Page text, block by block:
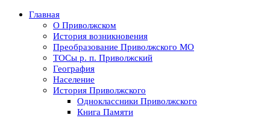
Главная
О Приволжском
История возникновения
Преобразование Приволжского МО
ТОСы р. п. Приволжский
География
Население
История Приволжского
Одноклассники Приволжского
Книга Памяти